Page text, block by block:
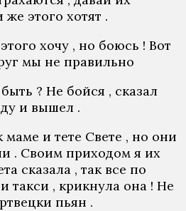
этого хотят .
хочу , но боюсь ! Вот
мы не правильно
? Не бойся , сказал
и вышел .
мaмe и тете Свете , но они
. Своим приходом я их
сказала , так все по
такси , крикнула она ! Не
пьян .